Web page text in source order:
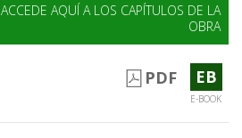
ACCEDE AQUÍ A LOS CAPÍTULOS DE LA
OBRA
PDF EB
E-BOOK